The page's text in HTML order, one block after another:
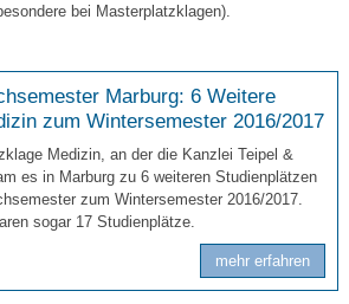
bei Masterplatzklagen).
Marburg: 6 Weitere
zum Wintersemester 2016/2017
Medizin, an der die Kanzlei Teipel &
es in Marburg zu 6 weiteren Studienplätzen
zum Wintersemester 2016/2017.
sogar 17 Studienplätze.
mehr erfahren